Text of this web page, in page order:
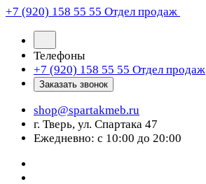
+7 (920) 158 55 55 Отдел продаж
Телефоны
+7 (920) 158 55 55 Отдел продаж
Заказать звонок
shop@spartakmeb.ru
г. Тверь, ул. Спартака 47
Ежедневно: с 10:00 до 20:00